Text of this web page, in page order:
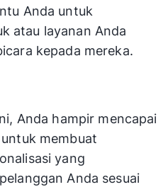
Anda untuk
atau layanan Anda
kepada mereka.
Anda hampir mencapai
membuat
yang
Anda sesuai